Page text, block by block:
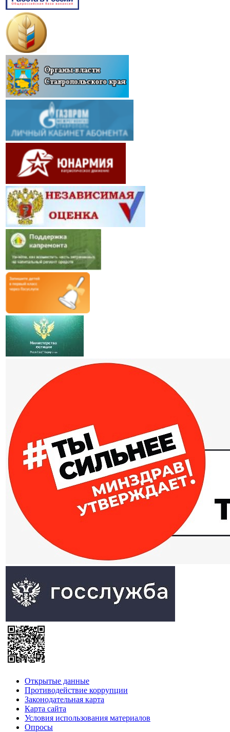
Открытые данные
Противодействие коррупции
Законодательная карта
Карта сайта
Условия использования материалов
Опросы